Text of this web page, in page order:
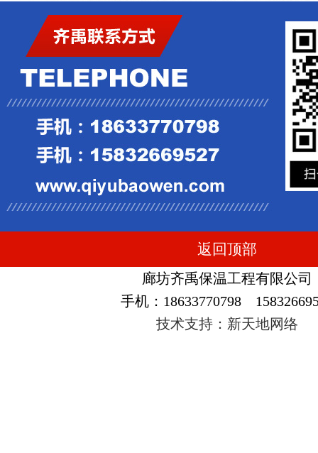
返回顶部
廊坊齐禹保温工程有限公司
手机：18633770798
技术支持：新天地网络